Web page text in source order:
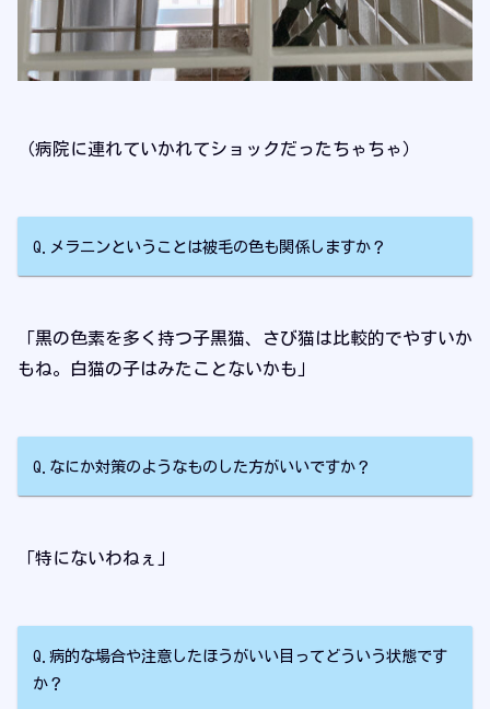
（病院に連れていかれてショックだったちゃちゃ）
Q.メラニンということは被毛の色も関係しますか？
「黒の色素を多く持つ子黒猫、さび猫は比較的でやすいか
もね。白猫の子はみたことないかも」
Q.なにか対策のようなものした方がいいですか？
「特にないわねぇ」
Q.病的な場合や注意したほうがいい目ってどういう状態です
か？